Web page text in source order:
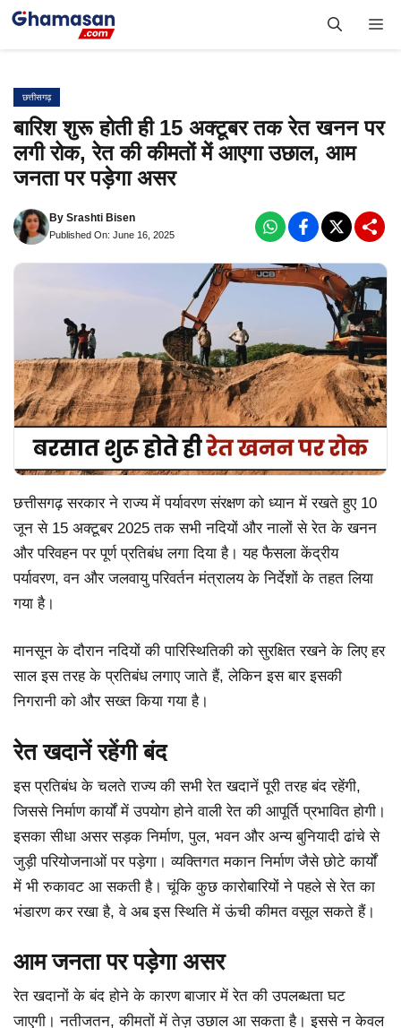
Skip
छत्तीसगढ़
बारिश शुरू होती ही 15 अक्टूबर तक रेत खनन पर
लगी रोक, रेत की कीमतों में आएगा उछाल, आम
जनता पर पड़ेगा असर
By Srashti Bisen
Published On: June 16, 2025
छत्तीसगढ़ सरकार ने राज्य में पर्यावरण संरक्षण को ध्यान में रखते हुए 10
जून से 15 अक्टूबर 2025 तक सभी नदियों और नालों से रेत के खनन
और परिवहन पर पूर्ण प्रतिबंध लगा दिया है। यह फैसला केंद्रीय
पर्यावरण, वन और जलवायु परिवर्तन मंत्रालय के निर्देशों के तहत लिया
गया है।
मानसून के दौरान नदियों की पारिस्थितिकी को सुरक्षित रखने के लिए हर
साल इस तरह के प्रतिबंध लगाए जाते हैं, लेकिन इस बार इसकी
निगरानी को और सख्त किया गया है।
रेत खदानें रहेंगी बंद
इस प्रतिबंध के चलते राज्य की सभी रेत खदानें पूरी तरह बंद रहेंगी,
जिससे निर्माण कार्यों में उपयोग होने वाली रेत की आपूर्ति प्रभावित होगी।
इसका सीधा असर सड़क निर्माण, पुल, भवन और अन्य बुनियादी ढांचे से
जुड़ी परियोजनाओं पर पड़ेगा। व्यक्तिगत मकान निर्माण जैसे छोटे कार्यों
में भी रुकावट आ सकती है। चूंकि कुछ कारोबारियों ने पहले से रेत का
भंडारण कर रखा है, वे अब इस स्थिति में ऊंची कीमत वसूल सकते हैं।
आम जनता पर पड़ेगा असर
रेत खदानों के बंद होने के कारण बाजार में रेत की उपलब्धता घट
जाएगी। नतीजतन, कीमतों में तेज़ उछाल आ सकता है। इससे न केवल